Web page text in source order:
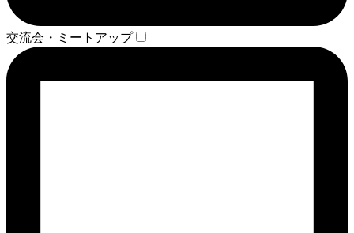
交流会・ミートアップ